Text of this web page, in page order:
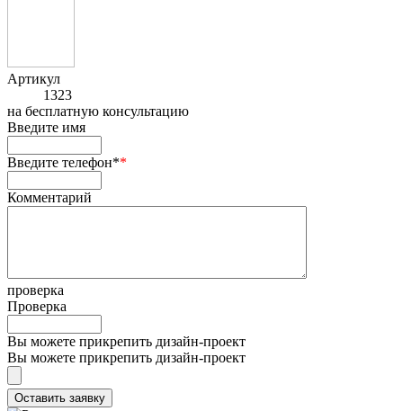
Артикул
1323
на бесплатную консультацию
Введите имя
Введите телефон**
Комментарий
проверка
Проверка
Вы можете прикрепить дизайн-проект
Вы можете прикрепить дизайн-проект